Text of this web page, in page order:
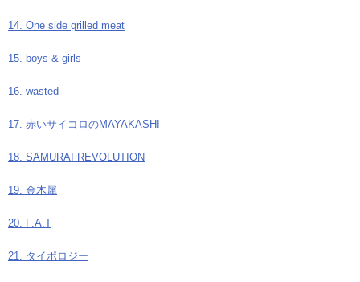
14. One side grilled meat
15. boys & girls
16. wasted
17. 赤いサイコロのMAYAKASHI
18. SAMURAI REVOLUTION
19. 金木犀
20. F.A.T
21. タイポロジー